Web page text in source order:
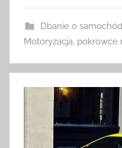
Dbanie o samochód
Motoryzacja, pokrowce